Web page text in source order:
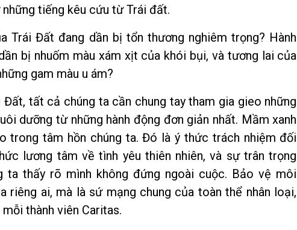
tiếng kêu cứu từ Trái đất.
Trái Đất đang dần bị tổn thương nghiêm trọng? Hành
bị nhuốm màu xám xịt của khói bụi, và tương lai của
gam màu u ám?
tất cả chúng ta cần chung tay tham gia gieo những
dưỡng từ những hành động đơn giản nhất. Mầm xanh
trong tâm hồn chúng ta. Đó là ý thức trách nhiệm đối
lương tâm về tình yêu thiên nhiên, và sự trân trọng
ta thấy rõ mình không đứng ngoài cuộc. Bảo vệ môi
riêng ai, mà là sứ mạng chung của toàn thể nhân loại,
thành viên Caritas.